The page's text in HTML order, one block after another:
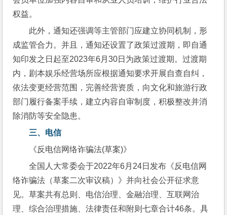
权益。
此外，通知还强调等主管部门应建立协同机制，形
成监管合力。并且，通知还设置了政策过渡期，即自通
知印发之日起至2023年6月30日为政策过渡期。过渡期
内，剧本娱乐经营场所应根据通知要求开展自查自纠，
依法变更经营范围，完善经营资质，向文化和旅游行政
部门履行备案手续，建立内容自审制度，积极整改并消
除消防等安全隐患。
三、 电信
《反电信网络诈骗法(草案)》
全国人大常委会于2022年6月24日发布《反电信网
络诈骗法（草案二次审议稿）》并向社会公开征求意
见。草案共有总则、电信治理、金融治理、互联网治
理、综合治理措施、法律责任和附则七章合计46条。具